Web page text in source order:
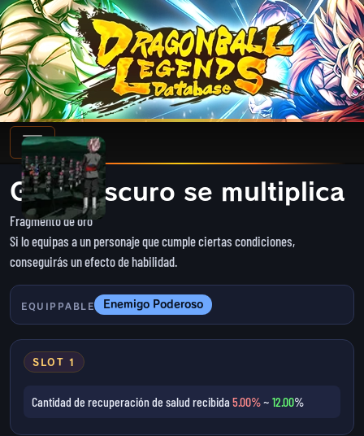
Goku Oscuro se multiplica
Fragmento de oro
Si lo equipas a un personaje que cumple ciertas condiciones,
conseguirás un efecto de habilidad.
EQUIPPABLE Enemigo Poderoso
SLOT 1
Cantidad de recuperación de salud recibida 5.00%~ 12.00%